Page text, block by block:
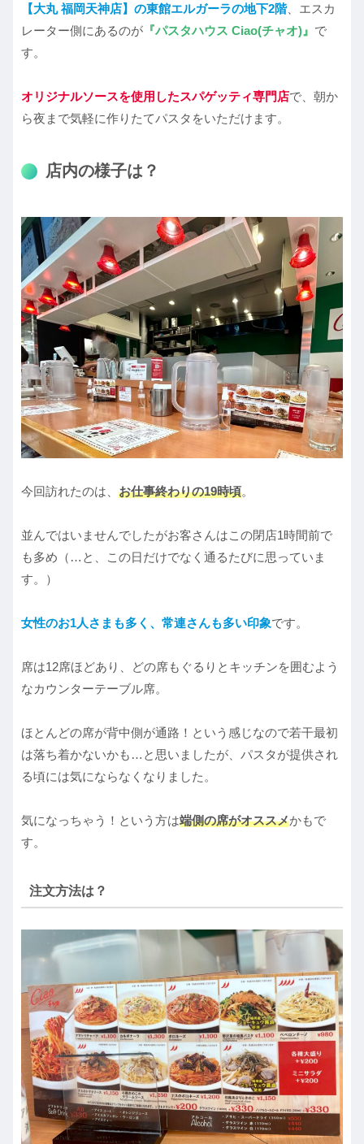
【大丸 福岡天神店】の東館エルガーラの地下2階、エスカ
レーター側にあるのが 『パスタハウス Ciao(チャオ)』 で
す。
オリジナルソースを使用したスパゲッティ専門店で、朝か
ら夜まで気軽に作りたてパスタをいただけます。
店内の様子は？
今回訪れたのは、 お仕事終わりの19時頃。
並んではいませんでしたがお客さんはこの閉店1時間前で
も多め（…と、この日だけでなく通るたびに思っていま
す。）
女性のお1人さまも多く、常連さんも多い印象です。
席は12席ほどあり、どの席もぐるりとキッチンを囲むよう
なカウンターテーブル席。
ほとんどの席が背中側が通路！という感じなので若干最初
は落ち着かないかも…と思いましたが、パスタが提供され
る頃には気にならなくなりました。
気になっちゃう！という方は端側の席がオススメかもで
す。
注文方法は？